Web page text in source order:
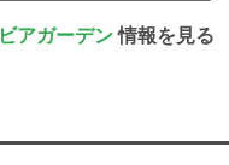
ビアガーデン情報を見る